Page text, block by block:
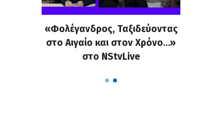
«Φολέγανδρος, Ταξιδεύοντας
στο Αιγαίο και στον Χρόνο…»
στο NStvLive